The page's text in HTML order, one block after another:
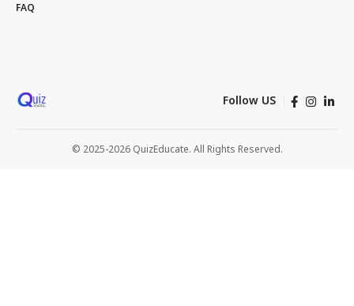
FAQ
Follow US
© 2025-2026 QuizEducate. All Rights Reserved.